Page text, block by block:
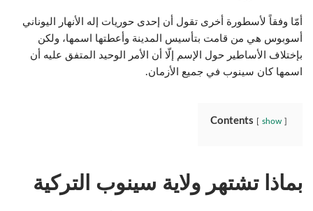
أمّا وفقاً لأسطورة أخرى تقول أن إحدى حوريات إله الأنهار اليوناني
أسوبوس هي من قامت بتأسيس المدينة وأعطتها اسمها، ولكن
بإختلاف الأساطير حول الإسم إلّا أن الأمر الوحيد المتفق عليه أن
اسمها كان سينوب في جميع الأزمان.
Contents show
بماذا تشتهر ولاية سينوب التركية